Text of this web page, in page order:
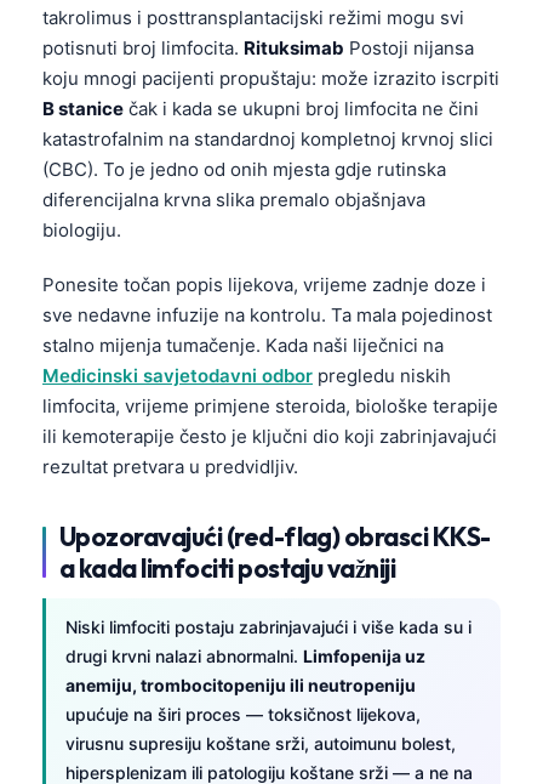
takrolimus i posttransplantacijski režimi mogu svi
potisnuti broj limfocita. Rituksimab Postoji nijansa
koju mnogi pacijenti propuštaju: može izrazito iscrpiti
B stanice čak i kada se ukupni broj limfocita ne čini
katastrofalnim na standardnoj kompletnoj krvnoj slici
(CBC). To je jedno od onih mjesta gdje rutinska
diferencijalna krvna slika premalo objašnjava
biologiju.
Ponesite točan popis lijekova, vrijeme zadnje doze i
sve nedavne infuzije na kontrolu. Ta mala pojedinost
stalno mijenja tumačenje. Kada naši liječnici na
Medicinski savjetodavni odbor pregledu niskih
limfocita, vrijeme primjene steroida, biološke terapije
ili kemoterapije često je ključni dio koji zabrinjavajući
rezultat pretvara u predvidljiv.
Upozoravajući (red-flag) obrasci KKS-
a kada limfociti postaju važniji
Niski limfociti postaju zabrinjavajući i više kada su i
drugi krvni nalazi abnormalni. Limfopenija uz
anemiju, trombocitopeniju ili neutropeniju
upućuje na širi proces — toksičnost lijekova,
virusnu supresiju koštane srži, autoimunu bolest,
hipersplenizam ili patologiju koštane srži — a ne na